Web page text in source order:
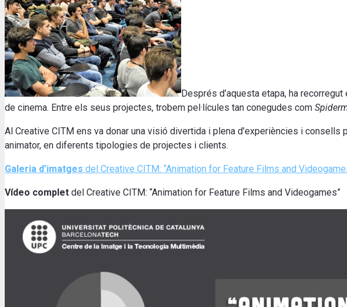
Després d’aquesta etapa, ha
de cinema. Entre els seus projectes, trobem pel·lícules tan conegudes com
Al Creative CITM ens va donar una visió divertida i plena d’experiències i
animator, en diferents tipologies de projectes i clients.
Galeria d’imatges del Creative CITM: “Animation for Feature Films and
Vídeo complet del Creative CITM: “Animation for Feature Films and Videogames”